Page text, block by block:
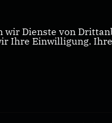
wir Dienste von
Ihre Einwilligung.